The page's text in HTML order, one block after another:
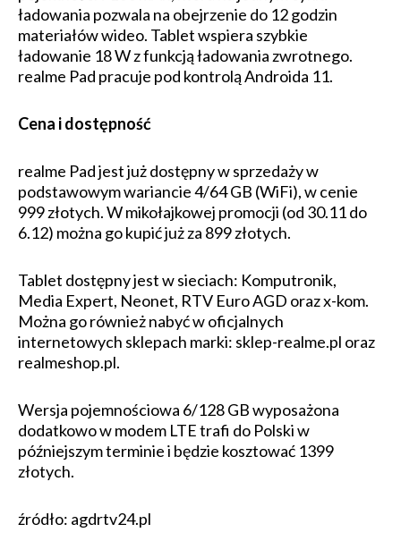
ładowania pozwala na obejrzenie do 12 godzin
materiałów wideo. Tablet wspiera szybkie
ładowanie 18 W z funkcją ładowania zwrotnego.
realme Pad pracuje pod kontrolą Androida 11.
Cena i dostępność
realme Pad jest już dostępny w sprzedaży w
podstawowym wariancie 4/64 GB (WiFi), w cenie
999 złotych. W mikołajkowej promocji (od 30.11 do
6.12) można go kupić już za 899 złotych.
Tablet dostępny jest w sieciach: Komputronik,
Media Expert, Neonet, RTV Euro AGD oraz x-kom.
Można go również nabyć w oficjalnych
internetowych sklepach marki: sklep-realme.pl oraz
realmeshop.pl.
Wersja pojemnościowa 6/128 GB wyposażona
dodatkowo w modem LTE trafi do Polski w
późniejszym terminie i będzie kosztować 1399
złotych.
źródło: agdrtv24.pl